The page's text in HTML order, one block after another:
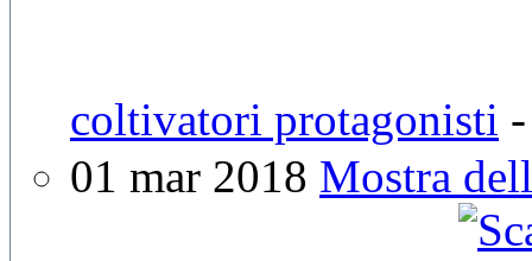
coltivatori protagonisti
01 mar 2018 Mostra